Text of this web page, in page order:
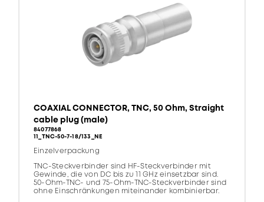
COAXIAL CONNECTOR, TNC, 50 Ohm, Straight
cable plug (male)
84077868
11_TNC-50-7-18/133_NE
Einzelverpackung
TNC-Steckverbinder sind HF-Steckverbinder mit
Gewinde, die von DC bis zu 11 GHz einsetzbar sind.
50-Ohm-TNC- und 75-Ohm-TNC-Steckverbinder sind
ohne Einschränkungen miteinander kombinierbar.